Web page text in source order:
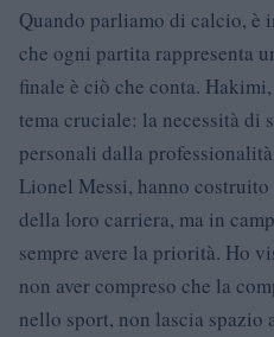
Quando parliamo di calcio,
che ogni partita rappresenta
finale è ciò che conta.
tema cruciale: la necessità di
personali dalla
Lionel Messi, hanno
della loro carriera, ma in
sempre avere la priorità. Ho
non aver compreso che la
nello sport, non lascia spazio